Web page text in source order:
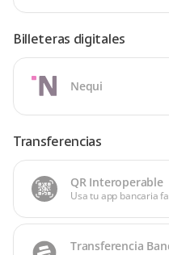
Billeteras digitales
Nequi
Transferencias
QR Interoperable
Usa tu app bancaria
Transferencia